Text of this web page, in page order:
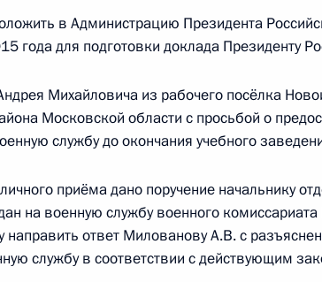
Президента Российской Федерации
2012 года
2 перечня поручений, данных по итогам
приёмной Президента
16:58
в Администрацию Президента
года для подготовки доклада Президенту
Михайловича из рабочего посёлка
Московской области с просьбой о
службу до окончания учебного
приёма дано поручение начальнику
на военную службу военного
направить ответ Милованову А.В. с
службу в соответствии с действующим